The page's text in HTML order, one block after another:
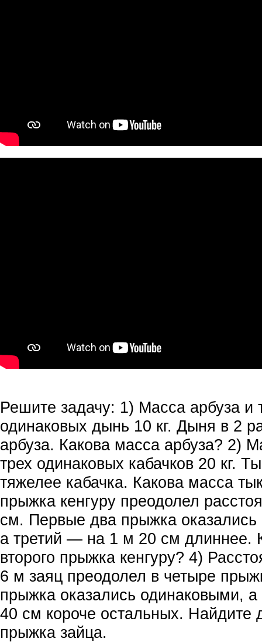
Решите задачу: 1) Масса арбуза и
одинаковых дынь 10 кг. Дыня в 2
арбуза. Какова масса арбуза? 2)
трех одинаковых кабачков 20 кг.
тяжелее кабачка. Какова масса
прыжка кенгуру преодолел
см. Первые два прыжка
а третий — на 1 м 20 см длиннее.
второго прыжка кенгуру? 4)
6 м заяц преодолел в четыре
прыжка оказались одинаковыми,
40 см короче остальных. Найдите
прыжка зайца.